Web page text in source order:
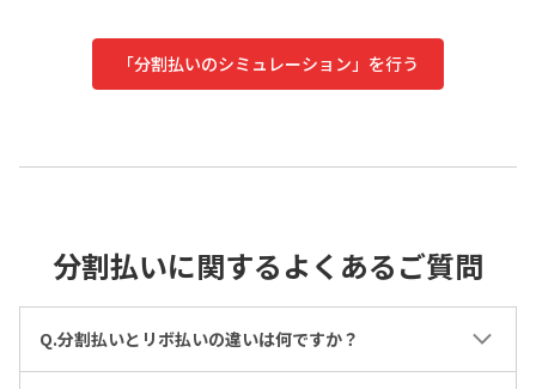
「分割払いのシミュレーション」を行う
分割払いに関するよくあるご質問
Q.分割払いとリボ払いの違いは何ですか？